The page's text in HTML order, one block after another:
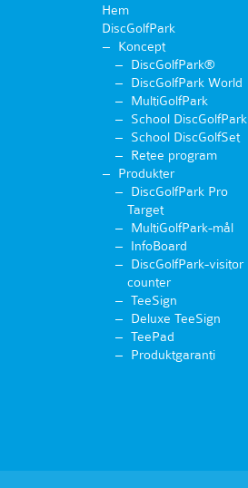
Hem
DiscGolfPark
Koncept
DiscGolfPark®
DiscGolfPark World
MultiGolfPark
School DiscGolfPark
School DiscGolfSet
Retee program
Produkter
DiscGolfPark Pro
Target
MultiGolfPark-mål
InfoBoard
DiscGolfPark-visitor
counter
TeeSign
Deluxe TeeSign
TeePad
Produktgaranti